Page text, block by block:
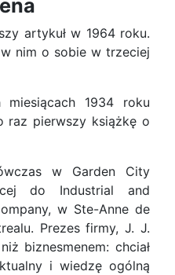
artykuł w 1964 roku.
nim o sobie w trzeciej
1934 roku
raz pierwszy książkę o
w Garden City
do Industrial and
w Ste-Anne de
Prezes firmy, J. J.
biznesmenem: chciał
i wiedzę ogólną